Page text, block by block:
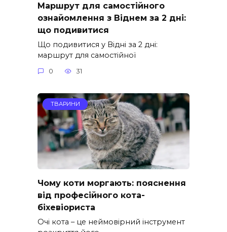
Маршрут для самостійного
ознайомлення з Віднем за 2 дні:
що подивитися
Що подивитися у Відні за 2 дні:
маршрут для самостійної
0 31
ТВАРИНИ
Чому коти моргають: пояснення
від професійного кота-
біхевіориста
Очі кота – це неймовірний інструмент